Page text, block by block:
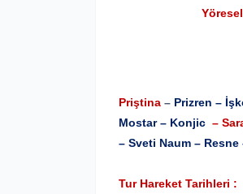
Buluşma
Tarih ve
Priştina – Prizren –
Mostar – Konjic –
– Sveti Naum –
Tur Hareket Tarihleri :